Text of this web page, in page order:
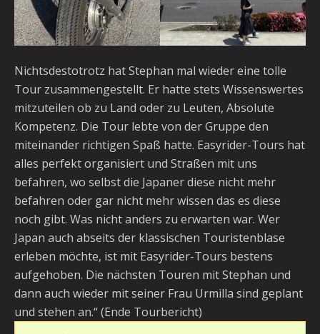
Nichtsdestotrotz hat Stephan mal wieder eine tolle
Tour zusammengestellt. Er hatte stets Wissenswertes
mitzuteilen ob zu Land oder zu Leuten, Absolute
Kompetenz. Die Tour lebte von der Gruppe den
miteinander richtigen Spaß hatte. Easyrider-Tours hat
alles perfekt organisiert und Straßen mit uns
befahren, wo selbst die Japaner diese nicht mehr
befahren oder gar nicht mehr wissen das es diese
noch gibt. Was nicht anders zu erwarten war. Wer
Japan auch abseits der klassischen Touristenblase
erleben möchte, ist mit Easyrider-Tours bestens
aufgehoben. Die nächsten Touren mit Stephan und
dann auch wieder mit seiner Frau Urmilla sind geplant
und stehen an.“ (Ende Tourbericht)